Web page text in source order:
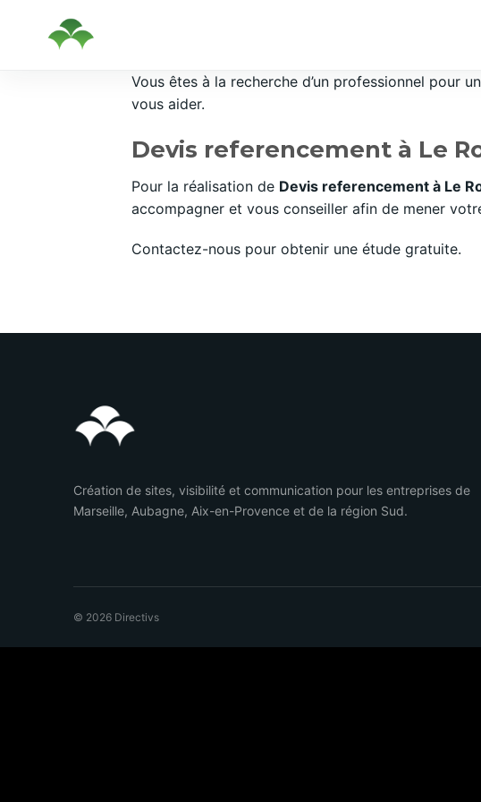
Vous êtes à la recherche d’un professionnel pour
vous aider.
Devis referencement à Le
Pour la réalisation de Devis referencement à Le
accompagner et vous conseiller afin de mener
Contactez-nous pour obtenir une étude gratuite.
Création de sites, visibilité et communication pour les entreprises de
Marseille, Aubagne, Aix-en-Provence et de la région Sud.
© 2026 Directivs